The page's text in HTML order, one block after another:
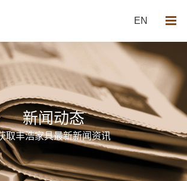
EN
新闻动态
取丰浩家具最新新闻资讯